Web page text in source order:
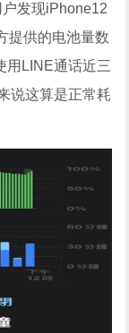
发现iPhone12
提供的电池量数
用LINE通话近三
说这算是正常耗